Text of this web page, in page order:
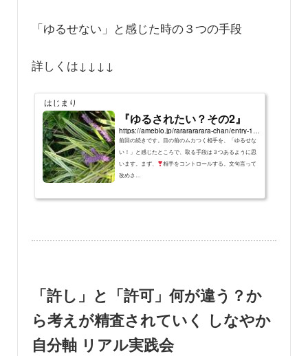
「ゆるせない」と感じた時の３つの手段
詳しくは↓↓↓↓
はじまり
『ゆるされたい？その2』
https://ameblo.jp/rararararara-chan/entry-12530888361.html
前回の続きです。目の前のムカつく相手を、「ゆるせな
い！」と感じたところで、取る手段は３つあるように思
います。まず、
相手をコントロールする。文句言って
改めさ…
「許し」と「許可」何が違う？か
ら考えが精査されていく しなやか
自分軸 リアル実践会